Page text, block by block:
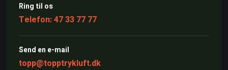
Ring til os
Telefon: 47 33 77 77
Send en e-mail​
topp@topptrykluft.dk